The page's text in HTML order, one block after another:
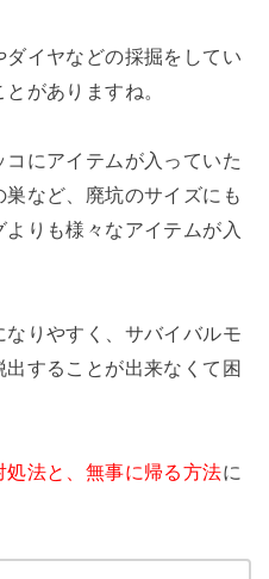
イヤなどの採掘をしてい
がありますね。
にアイテムが入っていた
など、廃坑のサイズにも
りも様々なアイテムが入
りやすく、サバイバルモ
することが出来なくて困
法と、無事に帰る方法に